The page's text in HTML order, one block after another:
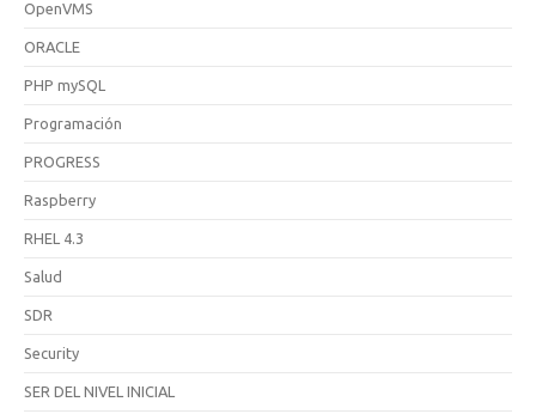
OpenVMS
ORACLE
PHP mySQL
Programación
PROGRESS
Raspberry
RHEL 4.3
Salud
SDR
Security
SER DEL NIVEL INICIAL